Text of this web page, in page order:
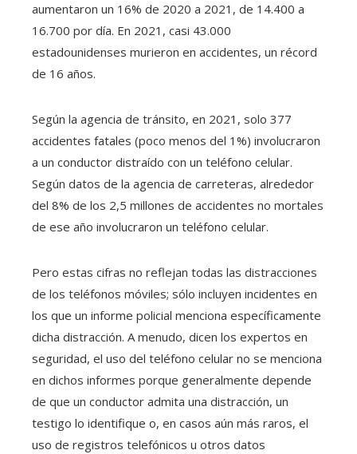
aumentaron un 16% de 2020 a 2021, de 14.400 a
16.700 por día. En 2021, casi 43.000
estadounidenses murieron en accidentes, un récord
de 16 años.
Según la agencia de tránsito, en 2021, solo 377
accidentes fatales (poco menos del 1%) involucraron
a un conductor distraído con un teléfono celular.
Según datos de la agencia de carreteras, alrededor
del 8% de los 2,5 millones de accidentes no mortales
de ese año involucraron un teléfono celular.
Pero estas cifras no reflejan todas las distracciones
de los teléfonos móviles; sólo incluyen incidentes en
los que un informe policial menciona específicamente
dicha distracción. A menudo, dicen los expertos en
seguridad, el uso del teléfono celular no se menciona
en dichos informes porque generalmente depende
de que un conductor admita una distracción, un
testigo lo identifique o, en casos aún más raros, el
uso de registros telefónicos u otros datos